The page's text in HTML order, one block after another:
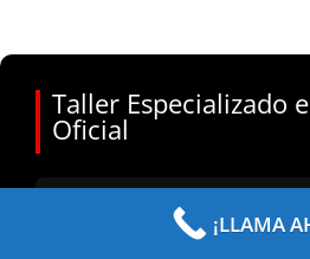
Taller Especializado
Oficial
Personalizar Cookies
¡LLAMA